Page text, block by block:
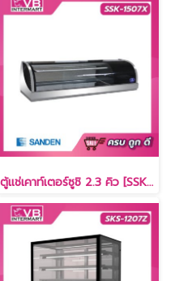
ตู้แช่เคาท์เตอร์ซูชิ 2.3 คิว [SSK-1507X]